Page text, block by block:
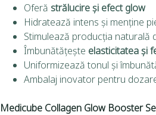
Oferă strălucire și efect glow
Hidratează intens și menține
Stimulează producția naturală
Îmbunătățește elasticitatea și
Uniformizează tonul și
Ambalaj inovator pentru
Medicube Collagen Glow Booster